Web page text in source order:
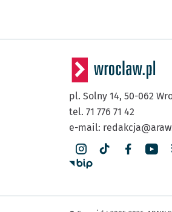
pl. Solny 14, 50-062
tel. 71 776 71 42
e-mail: